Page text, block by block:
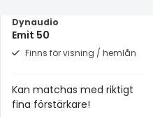
Dynaudio
Emit 50
Finns för visning / hemlån
Kan matchas med riktigt
fina förstärkare!